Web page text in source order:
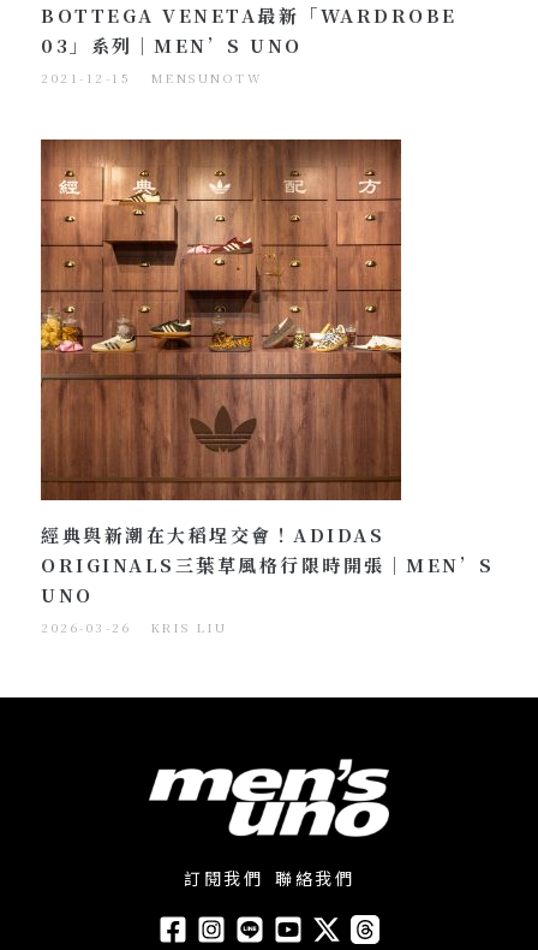
BOTTEGA VENETA最新「WARDROBE
03」系列｜MEN’S UNO
2021-12-15 MENSUNOTW
經典與新潮在大稻埕交會！ADIDAS
ORIGINALS三葉草風格行限時開張｜MEN’S
UNO
2026-03-26 KRIS LIU
訂閱我們 聯絡我們